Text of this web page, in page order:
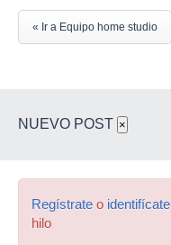
« Ir a Equipo home studio
NUEVO POST ×
Regístrate o identifícate
hilo